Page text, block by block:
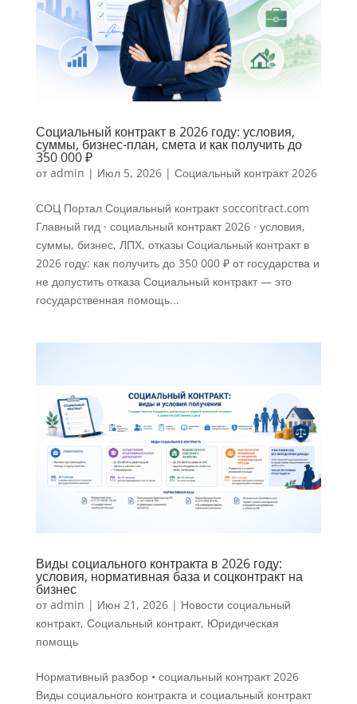
Социальный контракт в 2026 году: условия,
суммы, бизнес-план, смета и как получить до
350 000 ₽
отadmin | Июл 5, 2026| Социальный контракт 2026
СОЦ Портал Социальный контракт soccontract.com
Главный гид · социальный контракт 2026 · условия,
суммы, бизнес, ЛПХ, отказы Социальный контракт в
2026 году: как получить до 350 000 ₽ от государства и
не допустить отказа Социальный контракт — это
государственная помощь...
Виды социального контракта в 2026 году:
условия, нормативная база и соцконтракт на
бизнес
отadmin | Июн 21, 2026| Новости социальный
контракт, Социальный контракт, Юридическая
помощь
Нормативный разбор • социальный контракт 2026
Виды социального контракта и социальный контракт